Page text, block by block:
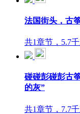
法国街头，古
共1章节，5.7
碰碰彭碰彭古
的灰”
共1章节，7.7